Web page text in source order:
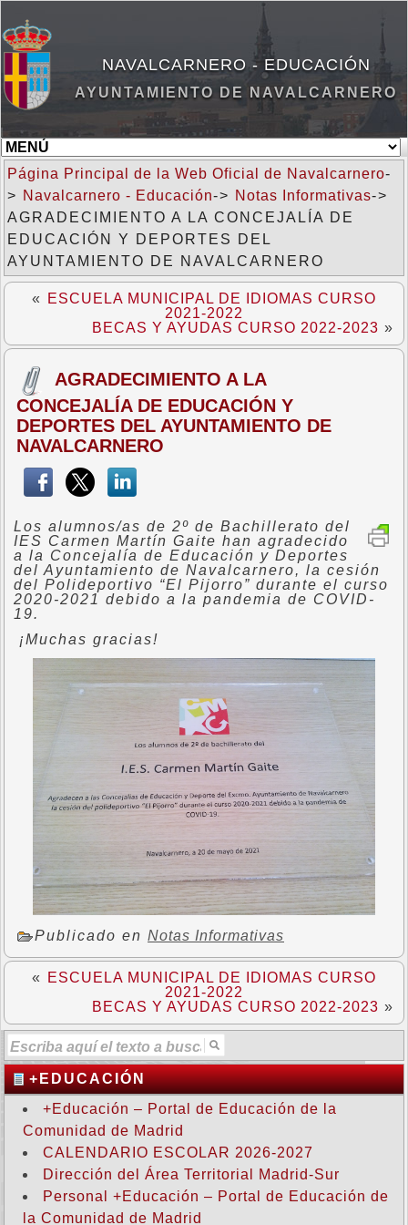
NAVALCARNERO - EDUCACIÓN
AYUNTAMIENTO DE NAVALCARNERO
Página Principal de la Web Oficial de Navalcarnero-
> Navalcarnero - Educación-> Notas Informativas->
AGRADECIMIENTO A LA CONCEJALÍA DE
EDUCACIÓN Y DEPORTES DEL
AYUNTAMIENTO DE NAVALCARNERO
«
ESCUELA MUNICIPAL DE IDIOMAS CURSO
2021-2022
BECAS Y AYUDAS CURSO 2022-2023 »
AGRADECIMIENTO A LA
CONCEJALÍA DE EDUCACIÓN Y
DEPORTES DEL AYUNTAMIENTO DE
NAVALCARNERO
Los alumnos/as de 2º de Bachillerato del
IES Carmen Martín Gaite han agradecido
a la Concejalía de Educación y Deportes
del Ayuntamiento de Navalcarnero, la cesión
del Polideportivo “El Pijorro” durante el curso
2020-2021 debido a la pandemia de COVID-
19.
¡Muchas gracias!
Publicado en Notas Informativas
«
ESCUELA MUNICIPAL DE IDIOMAS CURSO
2021-2022
BECAS Y AYUDAS CURSO 2022-2023 »
+EDUCACIÓN
+Educación – Portal de Educación de la
Comunidad de Madrid
CALENDARIO ESCOLAR 2026-2027
Dirección del Área Territorial Madrid-Sur
Personal +Educación – Portal de Educación de
la Comunidad de Madrid